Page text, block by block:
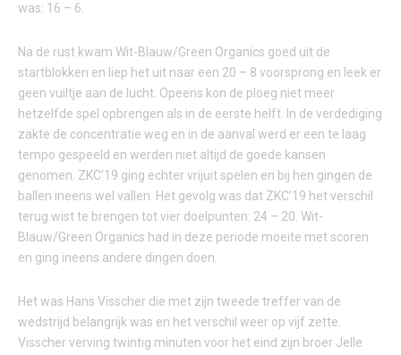
was: 16 – 6.
Na de rust kwam Wit-Blauw/Green Organics goed uit de
startblokken en liep het uit naar een 20 – 8 voorsprong en leek er
geen vuiltje aan de lucht. Opeens kon de ploeg niet meer
hetzelfde spel opbrengen als in de eerste helft. In de verdediging
zakte de concentratie weg en in de aanval werd er een te laag
tempo gespeeld en werden niet altijd de goede kansen
genomen. ZKC’19 ging echter vrijuit spelen en bij hen gingen de
ballen ineens wel vallen. Het gevolg was dat ZKC’19 het verschil
terug wist te brengen tot vier doelpunten: 24 – 20. Wit-
Blauw/Green Organics had in deze periode moeite met scoren
en ging ineens andere dingen doen.
Het was Hans Visscher die met zijn tweede treffer van de
wedstrijd belangrijk was en het verschil weer op vijf zette.
Visscher verving twintig minuten voor het eind zijn broer Jelle